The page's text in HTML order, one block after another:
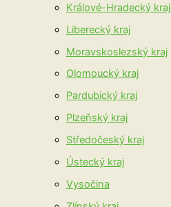
Králové-Hradecký kraj
Liberecký kraj
Moravskoslezský kraj
Olomoucký kraj
Pardubický kraj
Plzeňský kraj
Středočeský kraj
Ústecký kraj
Vysočina